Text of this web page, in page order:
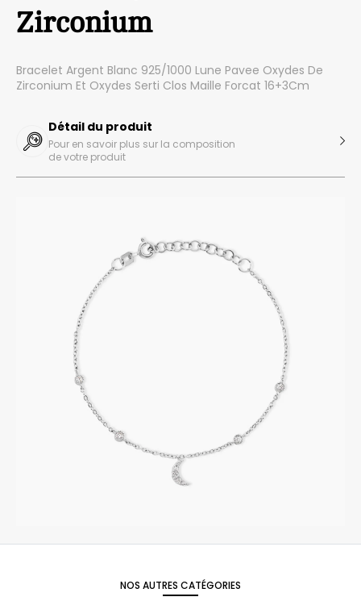
Zirconium
Bracelet Argent Blanc 925/1000 Lune Pavee Oxydes De
Zirconium Et Oxydes Serti Clos Maille Forcat 16+3Cm
Détail du produit
Pour en savoir plus sur la composition
de votre produit
NOS AUTRES CATÉGORIES